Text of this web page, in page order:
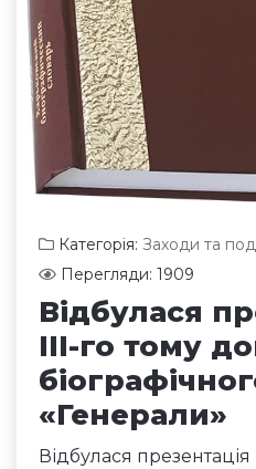
Категорія: Заходи та
Перегляди: 1909
Відбулася
III-го тому
«Генерали»
Відбулася